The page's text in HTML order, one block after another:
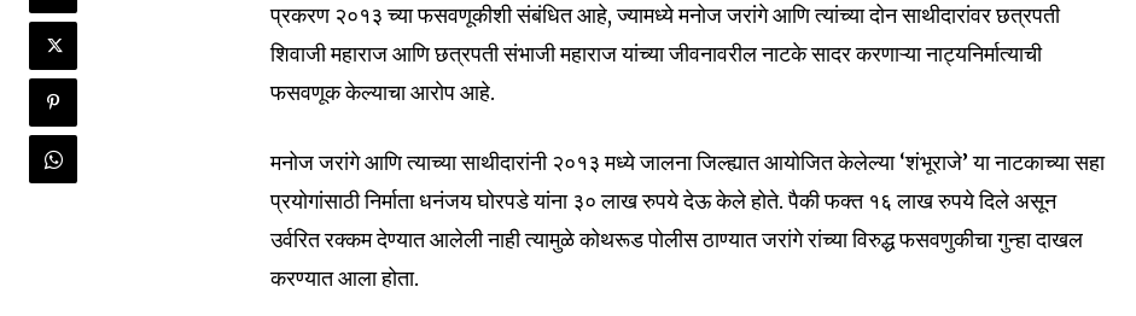
Join our community of
SUBSCRIBERS and be part
of the conversation.
To subscribe, simply enter your email address on our website or click
the subscribe button below. Don't worry, we respect your privacy and
won't spam your inbox. Your information is safe with us.
I've read and accept the
प्रकरण २०१३ च्या फसवणूकीशी संबंधित आहे, ज्यामध्ये मनोज जरांगे आणि त्यांच्या दोन साथीदारांवर छत्रपती
शिवाजी महाराज आणि छत्रपती संभाजी महाराज यांच्या जीवनावरील नाटके सादर करणाऱ्या नाट्यनिर्मात्याची
फसवणूक केल्याचा आरोप आहे.
मनोज जरांगे आणि त्याच्या साथीदारांनी २०१३ मध्ये जालना जिल्ह्यात आयोजित केलेल्या ‘शंभूराजे’ या नाटकाच्या सहा
प्रयोगांसाठी निर्माता धनंजय घोरपडे यांना ३० लाख रुपये देऊ केले होते. पैकी फक्त १६ लाख रुपये दिले असून
उर्वरित रक्कम देण्यात आलेली नाही त्यामुळे कोथरूड पोलीस ठाण्यात जरांगे रांच्या विरुद्ध फसवणुकीचा गुन्हा दाखल
करण्यात आला होता.